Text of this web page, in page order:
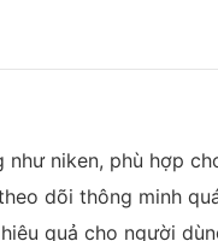
niken, phù hợp
dõi thông minh
quả cho người